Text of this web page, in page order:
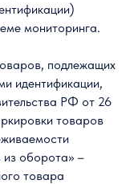
мониторинга.
подлежащих
идентификации,
РФ от 26
товаров
из оборота» –
товара